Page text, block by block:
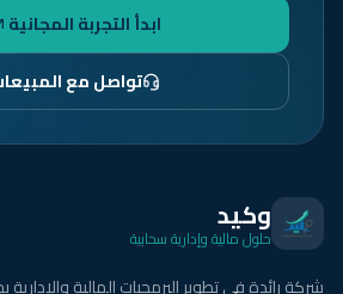
ابدأ التجربة المجانية
تواصل مع
وكيد
حلول مالية وإدارية سحابية
شركة رائدة في تطوير البرمجيات المالية والإدارية بخبرة